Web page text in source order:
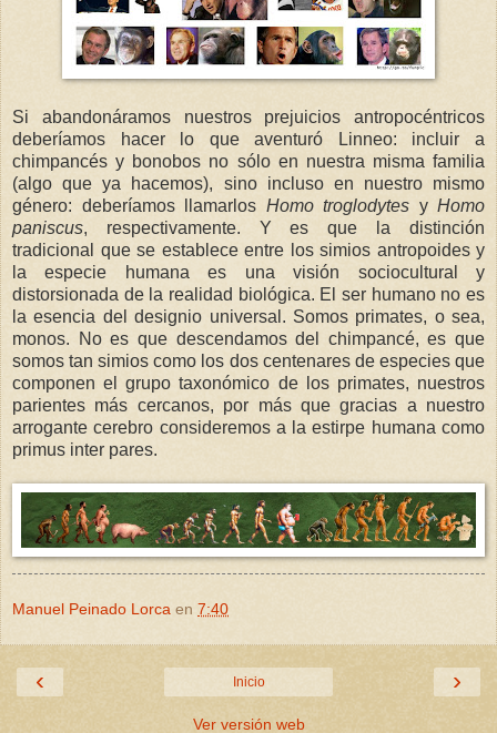
Si abandonáramos nuestros prejuicios antropocéntricos
deberíamos hacer lo que aventuró Linneo: incluir a
chimpancés y bonobos no sólo en nuestra misma familia
(algo que ya hacemos), sino incluso en nuestro mismo
género: deberíamos llamarlos Homo troglodytes y Homo
paniscus, respectivamente. Y es que la distinción
tradicional que se establece entre los simios antropoides y
la especie humana es una visión sociocultural y
distorsionada de la realidad biológica. El ser humano no es
la esencia del designio universal. Somos primates, o sea,
monos. No es que descendamos del chimpancé, es que
somos tan simios como los dos centenares de especies que
componen el grupo taxonómico de los primates, nuestros
parientes más cercanos, por más que gracias a nuestro
arrogante cerebro consideremos a la estirpe humana como
primus inter pares.
Manuel Peinado Lorca en 7:40
‹ ›
Inicio
Ver versión web